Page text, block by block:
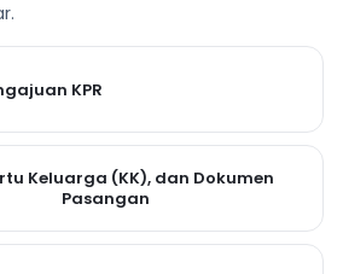
KPR
Keluarga (KK), dan Dokumen
Pasangan